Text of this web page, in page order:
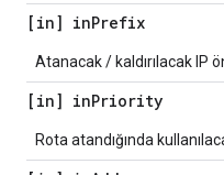
[in] inPrefix
Atanacak / kaldırılacak IP
[in] inPriority
Rota atandığında